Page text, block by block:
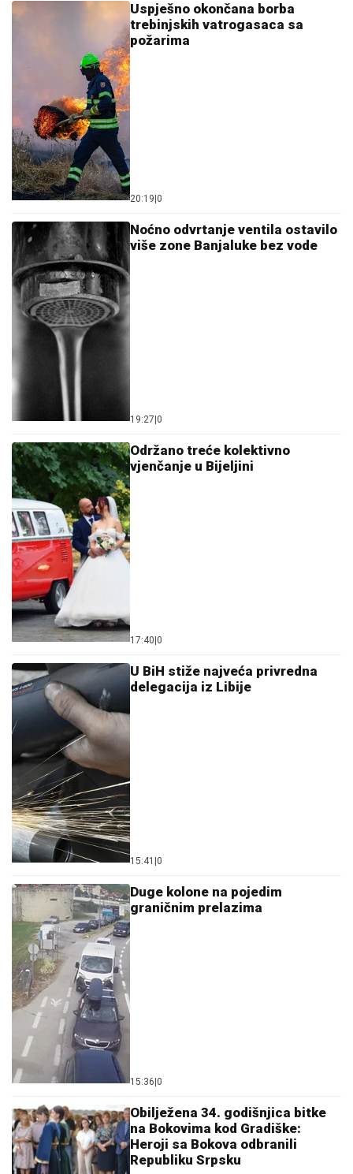
Uspješno okončana borba
trebinjskih vatrogasaca sa
požarima
20:19 0
Noćno odvrtanje ventila ostavilo
više zone Banjaluke bez vode
19:27 0
Održano treće kolektivno
vjenčanje u Bijeljini
17:40 0
U BiH stiže najveća privredna
delegacija iz Libije
15:41 0
Duge kolone na pojedim
graničnim prelazima
15:36 0
Obilježena 34. godišnjica bitke
na Bokovima kod Gradiške:
Heroji sa Bokova odbranili
Republiku Srpsku